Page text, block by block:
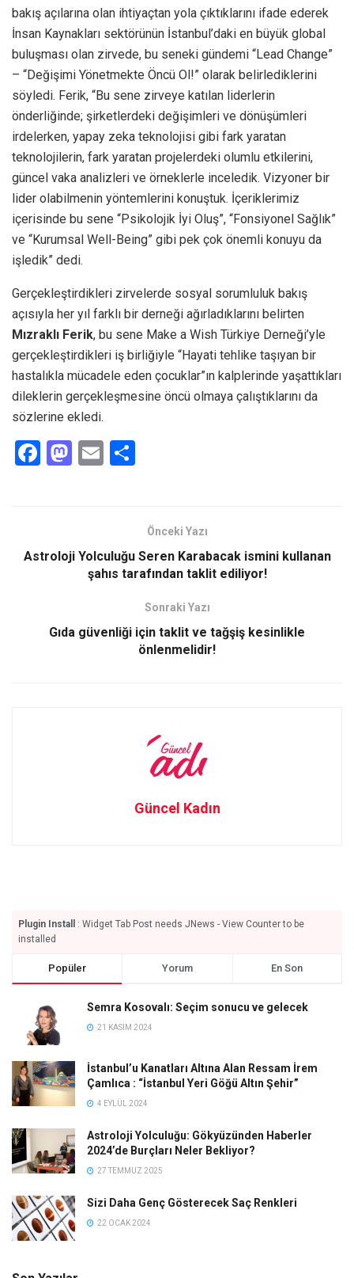
bakış açılarına olan ihtiyaçtan yola çıktıklarını ifade ederek
İnsan Kaynakları sektörünün İstanbul’daki en büyük global
buluşması olan zirvede, bu seneki gündemi “Lead Change”
– “Değişimi Yönetmekte Öncü Ol!” olarak belirlediklerini
söyledi. Ferik, “Bu sene zirveye katılan liderlerin
önderliğinde; şirketlerdeki değişimleri ve dönüşümleri
irdelerken, yapay zeka teknolojisi gibi fark yaratan
teknolojilerin, fark yaratan projelerdeki olumlu etkilerini,
güncel vaka analizleri ve örneklerle inceledik. Vizyoner bir
lider olabilmenin yöntemlerini konuştuk. İçeriklerimiz
içerisinde bu sene “Psikolojik İyi Oluş”, “Fonsiyonel Sağlık”
ve “Kurumsal Well-Being” gibi pek çok önemli konuyu da
işledik” dedi.
Gerçekleştirdikleri zirvelerde sosyal sorumluluk bakış
açısıyla her yıl farklı bir derneği ağırladıklarını belirten
Mızraklı Ferik, bu sene Make a Wish Türkiye Derneği’yle
gerçekleştirdikleri iş birliğiyle “Hayati tehlike taşıyan bir
hastalıkla mücadele eden çocuklar”ın kalplerinde yaşattıkları
dileklerin gerçekleşmesine öncü olmaya çalıştıklarını da
sözlerine ekledi.
F
o
M
d
E
Önceki Yazı
Astroloji Yolculuğu Seren Karabacak ismini kullanan
şahıs tarafından taklit ediliyor!
Sonraki Yazı
Gıda güvenliği için taklit ve tağşiş kesinlikle
önlenmelidir!
Güncel Kadın
Plugin Install
: Widget Tab Post needs JNews - View Counter to be
installed
Popüler Yorum En Son
Semra Kosovalı: Seçim sonucu ve gelecek
21 KASIM 2024
İstanbul’u Kanatları Altına Alan Ressam İrem
Çamlıca : “İstanbul Yeri Göğü Altın Şehir”
4 EYLÜL 2024
Astroloji Yolculuğu: Gökyüzünden Haberler
2024’de Burçları Neler Bekliyor?
27 TEMMUZ 2025
Sizi Daha Genç Gösterecek Saç Renkleri
22 OCAK 2024